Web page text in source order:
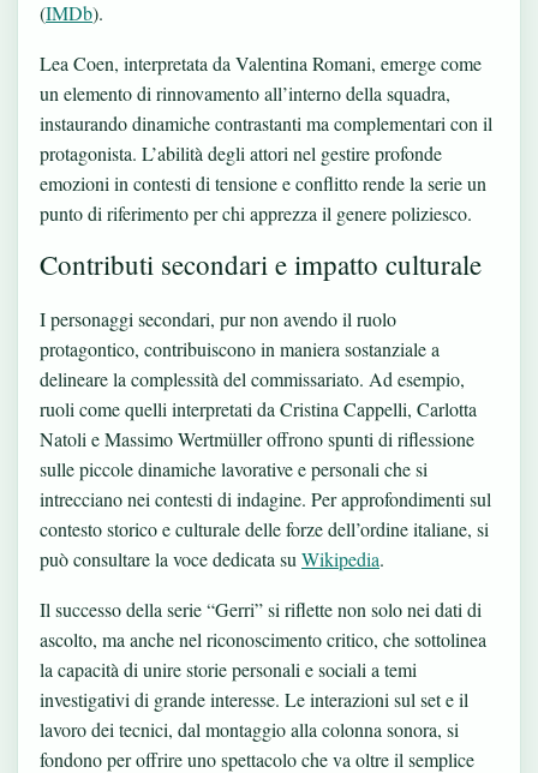
(IMDb).
Lea Coen, interpretata da Valentina Romani, emerge come
un elemento di rinnovamento all’interno della squadra,
instaurando dinamiche contrastanti ma complementari con il
protagonista. L’abilità degli attori nel gestire profonde
emozioni in contesti di tensione e conflitto rende la serie un
punto di riferimento per chi apprezza il genere poliziesco.
Contributi secondari e impatto culturale
I personaggi secondari, pur non avendo il ruolo
protagontico, contribuiscono in maniera sostanziale a
delineare la complessità del commissariato. Ad esempio,
ruoli come quelli interpretati da Cristina Cappelli, Carlotta
Natoli e Massimo Wertmüller offrono spunti di riflessione
sulle piccole dinamiche lavorative e personali che si
intrecciano nei contesti di indagine. Per approfondimenti sul
contesto storico e culturale delle forze dell’ordine italiane, si
può consultare la voce dedicata su Wikipedia.
Il successo della serie “Gerri” si riflette non solo nei dati di
ascolto, ma anche nel riconoscimento critico, che sottolinea
la capacità di unire storie personali e sociali a temi
investigativi di grande interesse. Le interazioni sul set e il
lavoro dei tecnici, dal montaggio alla colonna sonora, si
fondono per offrire uno spettacolo che va oltre il semplice